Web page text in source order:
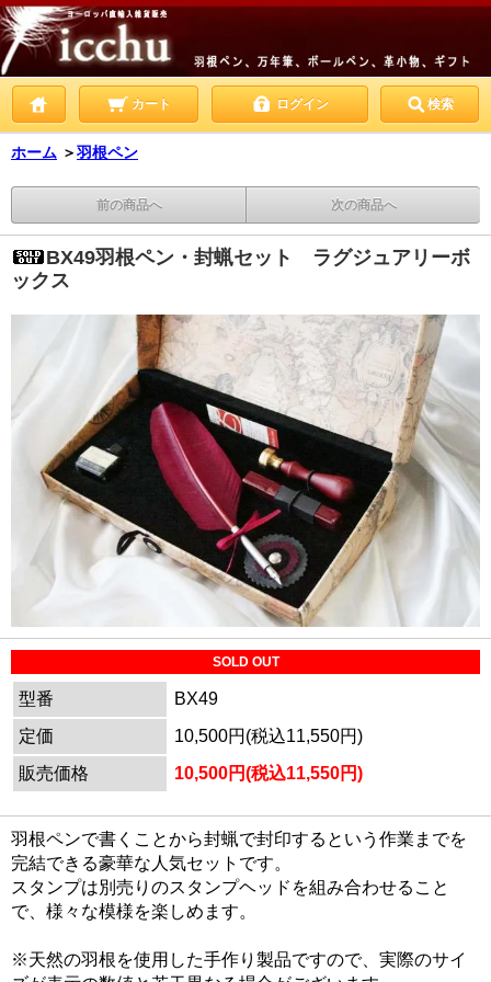
カート ログイン 検索
ホーム ＞羽根ペン
前の商品へ 次の商品へ
BX49羽根ペン・封蝋セット ラグジュアリーボ
ックス
SOLD OUT
型番
BX49
定価
10,500円(税込11,550円)
販売価格
10,500円(税込11,550円)
羽根ペンで書くことから封蝋で封印するという作業までを
完結できる豪華な人気セットです。
スタンプは別売りのスタンプヘッドを組み合わせること
で、様々な模様を楽しめます。
※天然の羽根を使用した手作り製品ですので、実際のサイ